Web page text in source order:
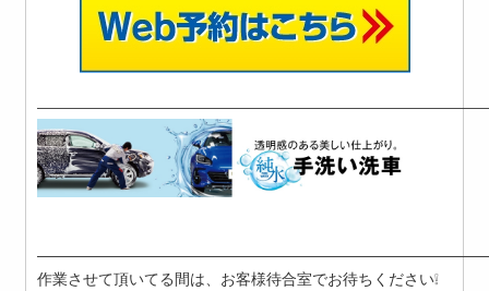
作業させて頂いてる間は、お客様待合室でお待ちください❕